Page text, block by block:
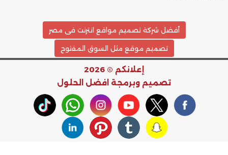
أفضل شركة تصميم مواقع انترنت فى مصر
تصميم موقع مثل السوق المفتوح
إعلانكم © 2026
تصميم وبرمجة افضل الحلول